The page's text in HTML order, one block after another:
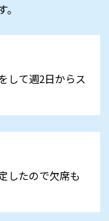
して週2日からス
したので欠席も